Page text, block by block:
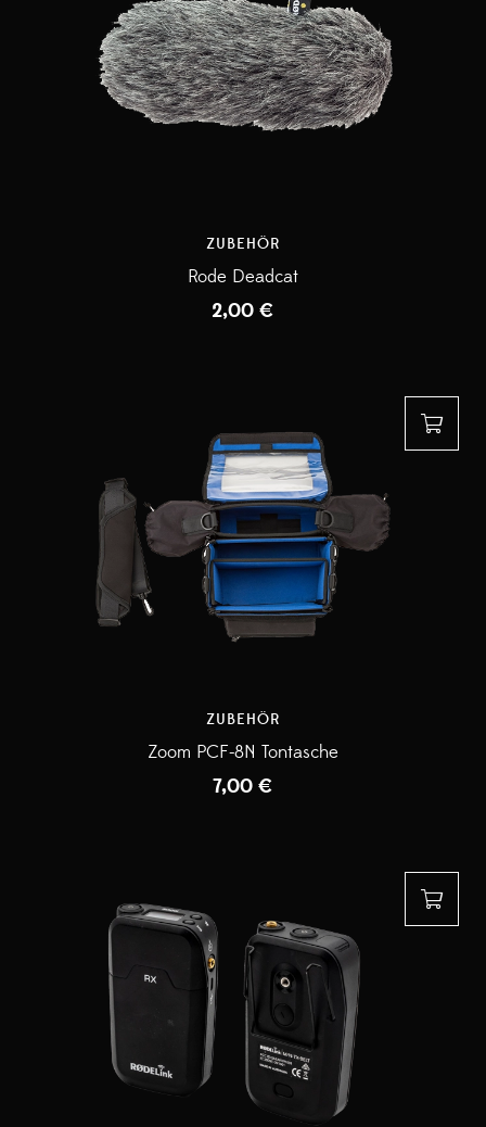
ZUBEHÖR
Rode Deadcat
2,00 €
ZUBEHÖR
Zoom PCF-8N Tontasche
7,00 €